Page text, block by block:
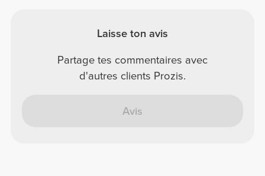
Laisse ton avis
Partage tes commentaires avec
d'autres clients Prozis.
Avis